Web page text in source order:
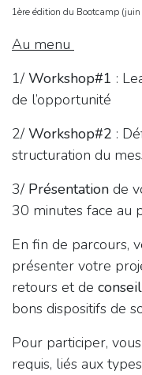
1ère édition du Bootcamp
Au menu
1/ Workshop#1 :
de l’opportunité
2/ Workshop#2 :
structuration du
3/ Présentation de
30 minutes face au
En fin de parcours,
présenter votre
retours et de
bons dispositifs de
Pour participer,
requis, liés aux